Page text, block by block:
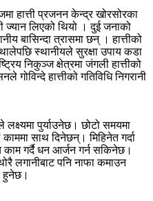
हात्ती प्रजनन केन्द्र खोरसोरका
ज्यान लिएको थियो । दुई जनाको
बासिन्दा त्रासमा छन् । हात्तीको
स्थानीयले सुरक्षा उपाय कडा
निकुञ्ज क्षेत्रमा जंगली हात्तीको
हात्तीको गतिविधि निगरानी
पुर्याउनेछ। छोटो समयमा
साथ दिनेछन्। मिहिनेत गर्दा
काम गर्दै धन आर्जन गर्न सकिनेछ।
लगानीबाट पनि नाफा कमाउन
हुनेछ।